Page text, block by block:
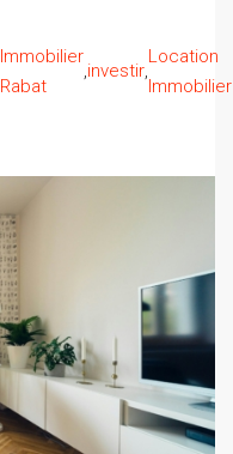
Immobilier
Rabat
,investir,
Location